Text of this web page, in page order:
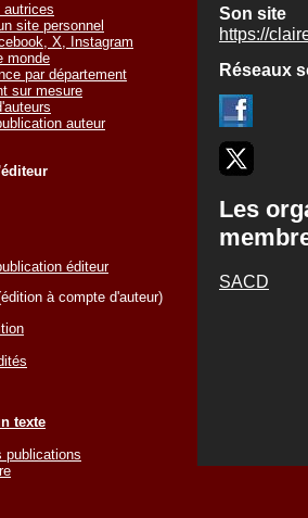
autrices
site personnel
X, Instagram
monde
par département
sur mesure
auteur
éditeur
à compte d'auteur)
texte
publications
Son site
https://
Réseaux
Les
SACD